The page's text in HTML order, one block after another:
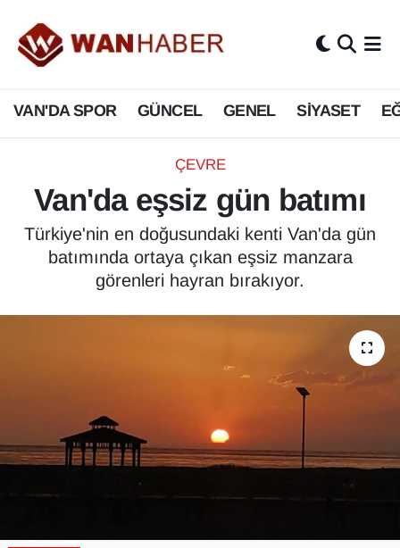
VAN'DA SPOR GÜNCEL GENEL SİYASET
ÇEVRE
Van'da eşsiz gün batımı
Türkiye'nin en doğusundaki kenti Van'da gün
batımında ortaya çıkan eşsiz manzara
görenleri hayran bırakıyor.
3.SAYFA
ASAYİŞ
BİLİM VE TEKNOLOJİ
Biyografi
Bölge Haberleri
ÇEVRE
Diğer
Van Nöbetçi Eczaneler
Van Hava Durumu
Van Namaz Vakitleri
Van Trafik Yoğunluk Haritası
Süper Lig Puan Durumu ve Fikstür
Tüm Manşetler